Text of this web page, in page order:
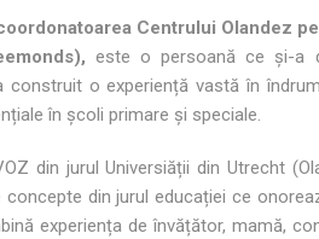
Centrului Olandez
este o persoană ce și-a
construit o experiență vastă în
în școli primare și speciale.
din jurul Universiății din Utrecht
din jurul educației ce
experiența de învățător, mamă,